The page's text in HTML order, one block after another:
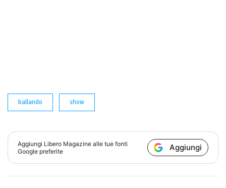
ballando show
Aggiungi Libero Magazine alle tue fonti
Google preferite
Aggiungi